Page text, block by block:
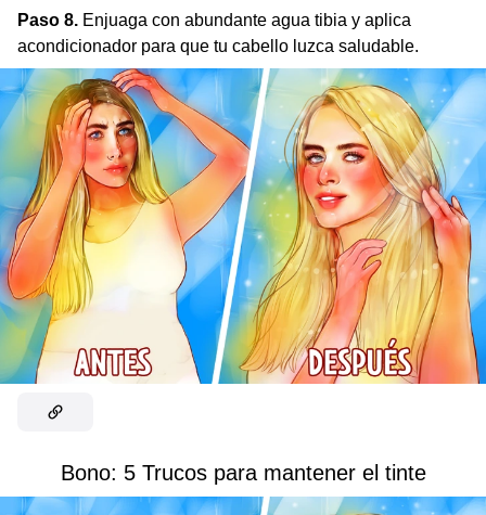
Paso 8. Enjuaga con abundante agua tibia y aplica
acondicionador para que tu cabello luzca saludable.
Bono: 5 Trucos para mantener el tinte